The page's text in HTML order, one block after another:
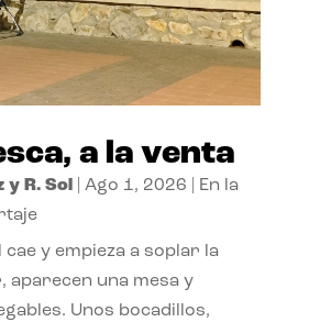
a la venta
y R. Sol| Ago 1, 2026
En la
cae y empieza a soplar la
aparecen una mesa y
Unos bocadillos,